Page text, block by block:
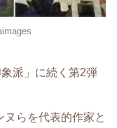
派」に続く第2弾
らを代表的作家と